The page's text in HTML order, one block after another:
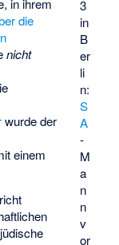
3
in
B
er
li
n:
S
A
-
M
a
n
n
v
or
in ihrem
die
nicht
wurde der
einem